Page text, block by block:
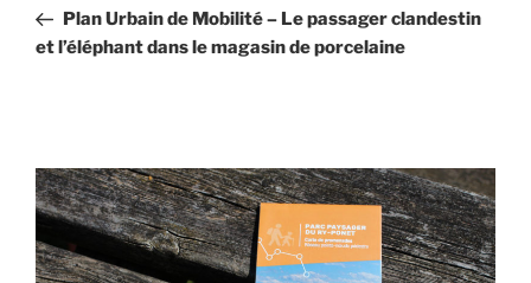
l’article
précédent
Plan Urbain de Mobilité – Le passager clandestin
et l’éléphant dans le magasin de porcelaine